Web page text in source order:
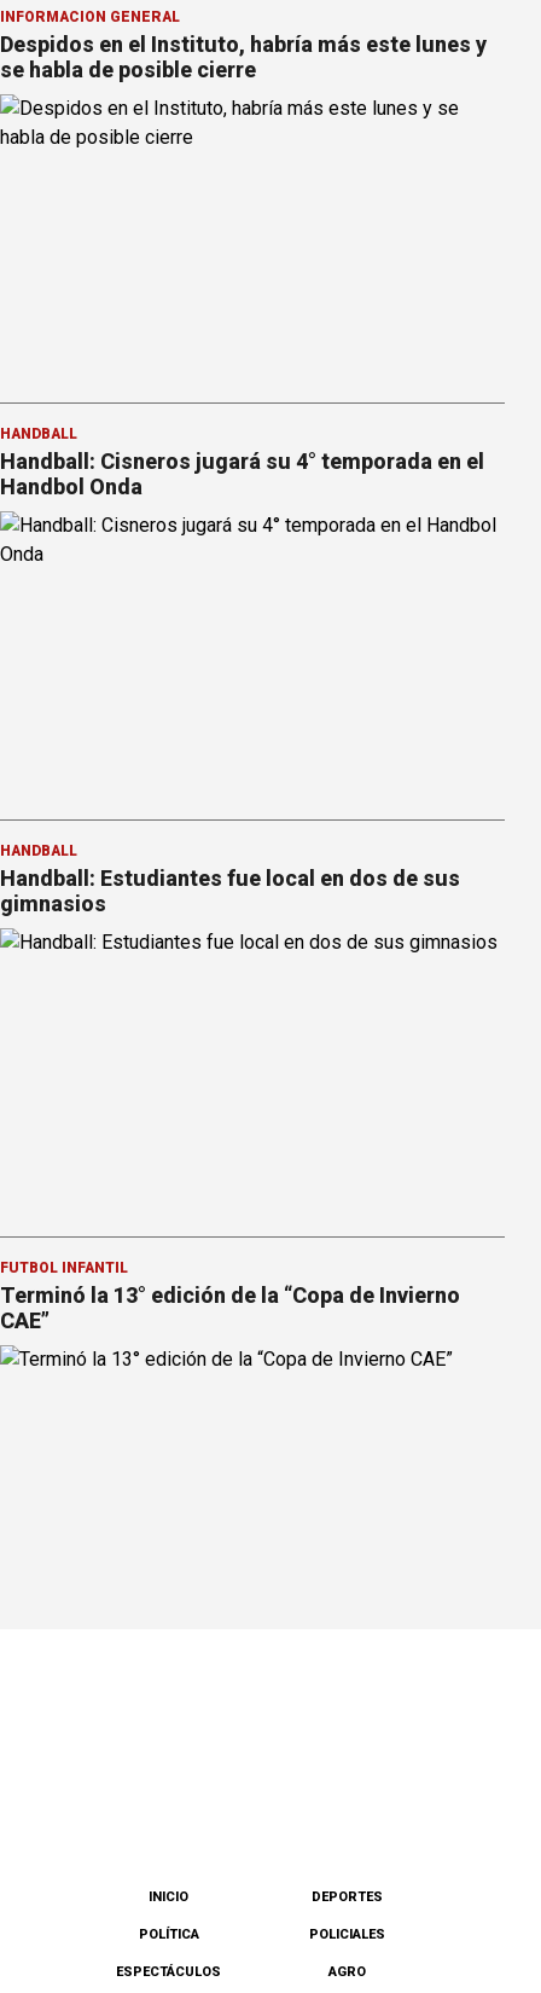
INFORMACION GENERAL
Despidos en el Instituto, habría más este lunes y
se habla de posible cierre
HANDBALL
Handball: Cisneros jugará su 4° temporada en el
Handbol Onda
HANDBALL
Handball: Estudiantes fue local en dos de sus
gimnasios
FÚTBOL INFANTIL
Terminó la 13° edición de la “Copa de Invierno
CAE”
INICIO DEPORTES
POLÍTICA POLICIALES
ESPECTÁCULOS AGRO